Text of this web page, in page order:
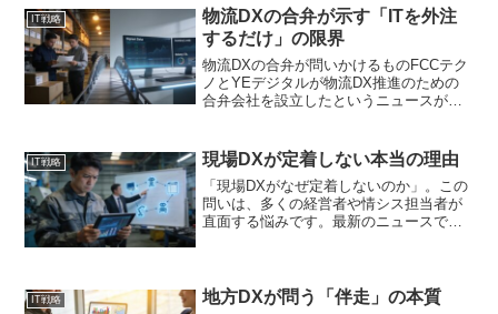
予想以上に低い数字ではないでしょう
か。この調査結果は、...
IT戦略
物流DXの合弁が示す「ITを外注
するだけ」の限界
物流DXの合弁が問いかけるものFCCテク
ノとYEデジタルが物流DX推進のための
合弁会社を設立したというニュースが報
べきものです。しかし、ここで経営者の
皆さんに考えてほし...
IT戦略 現場DXが定着しない本当の理由
「現場DXがなぜ定着しないのか」。この
問いは、多くの経営者や情シス担当者が
直面する悩みです。最新のニュースで
月2日WEB開催」と...
IT戦略 地方DXが問う「伴走」の本質